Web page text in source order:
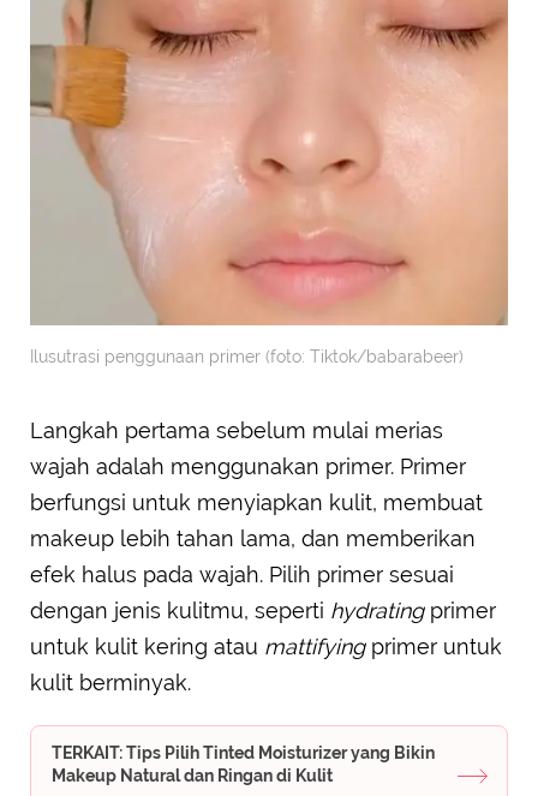
Ilusutrasi penggunaan primer (foto: Tiktok/babarabeer)
Langkah pertama sebelum mulai merias
wajah adalah menggunakan primer. Primer
berfungsi untuk menyiapkan kulit, membuat
makeup lebih tahan lama, dan memberikan
efek halus pada wajah. Pilih primer sesuai
dengan jenis kulitmu, seperti hydratingprimer
untuk kulit kering atau mattifyingprimer untuk
kulit berminyak.
TERKAIT: Tips Pilih Tinted Moisturizer yang Bikin
Makeup Natural dan Ringan di Kulit